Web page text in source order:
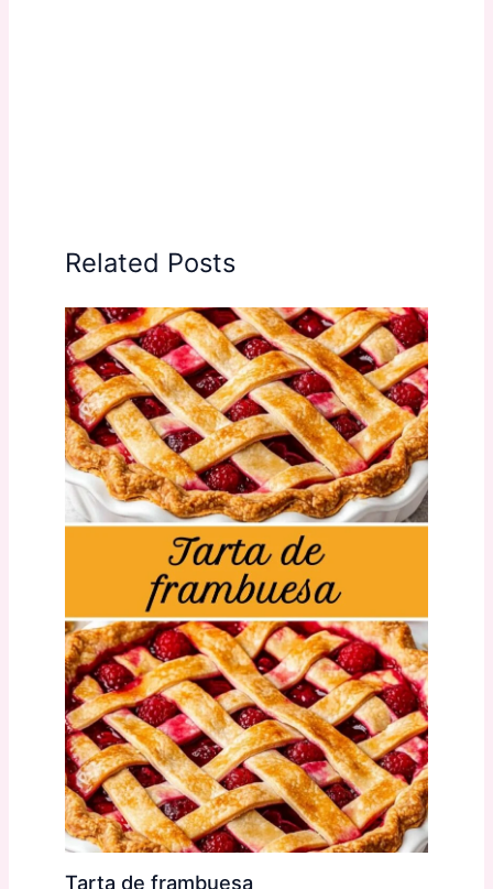
Related Posts
Tarta de frambuesa